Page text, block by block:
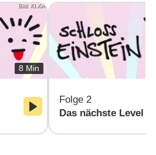
Bild: KI.KA
8 Min
Folge 2
Das nächste Level